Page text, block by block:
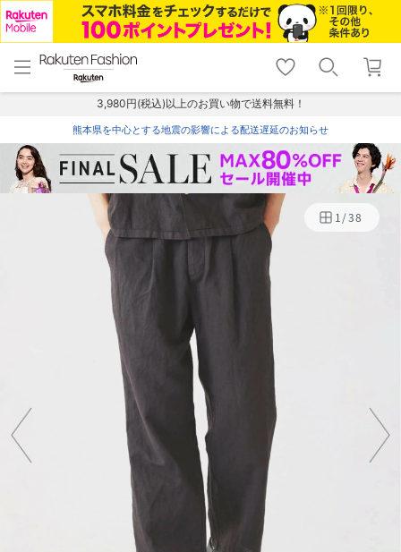
menu home
トップ
shopping_cart lock_outline
ログイン
3,980円(税込)以上のお買い物で送料無料！
熊本県を中心とする地震の影響による配送遅延のお知らせ
1/38